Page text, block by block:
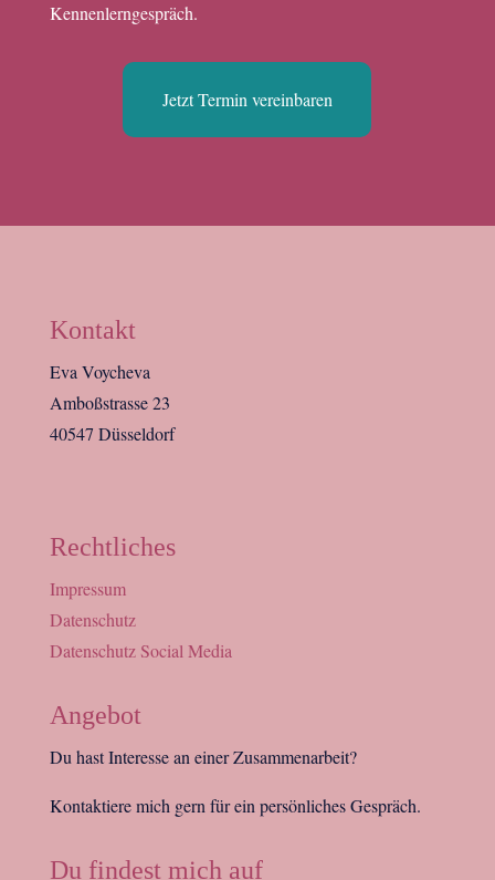
Kennenlerngespräch.
Jetzt Termin vereinbaren
Kontakt
Eva Voycheva
Amboßstrasse 23
40547 Düsseldorf
Rechtliches
Impressum
Datenschutz
Datenschutz Social Media
Angebot
Du hast Interesse an einer Zusammenarbeit?
Kontaktiere mich gern für ein persönliches Gespräch.
Du findest mich auf